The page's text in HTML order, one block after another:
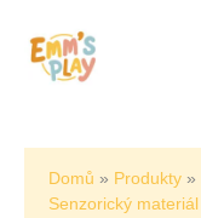
obsah
Domů Produkty
Senzorický materiál